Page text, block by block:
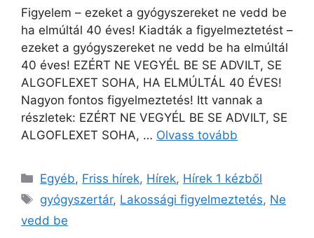
Figyelem – ezeket a gyógyszereket ne vedd be
ha elmúltál 40 éves! Kiadták a figyelmeztetést –
ezeket a gyógyszereket ne vedd be ha elmúltál
40 éves! EZÉRT NE VEGYÉL BE SE ADVILT, SE
ALGOFLEXET SOHA, HA ELMÚLTÁL 40 ÉVES!
Nagyon fontos figyelmeztetés! Itt vannak a
részletek: EZÉRT NE VEGYÉL BE SE ADVILT, SE
ALGOFLEXET SOHA, … Olvass tovább
Kategória
Egyéb, Friss hírek, Hírek, Hírek 1 kézből
Címkék
gyógyszertár, Lakossági figyelmeztetés, Ne
vedd be